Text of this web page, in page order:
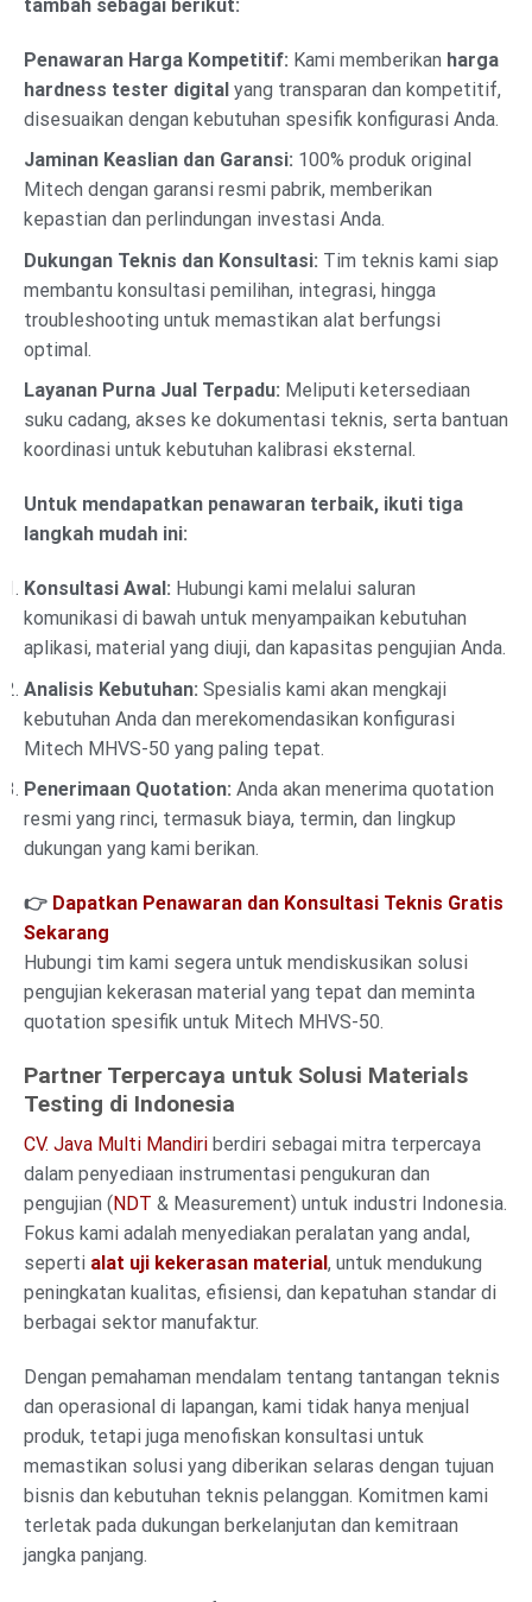
tambah sebagai berikut:
Penawaran Harga Kompetitif: Kami memberikan harga
hardness tester digital yang transparan dan kompetitif,
disesuaikan dengan kebutuhan spesifik konfigurasi Anda.
Jaminan Keaslian dan Garansi: 100% produk original
Mitech dengan garansi resmi pabrik, memberikan
kepastian dan perlindungan investasi Anda.
Dukungan Teknis dan Konsultasi: Tim teknis kami siap
membantu konsultasi pemilihan, integrasi, hingga
troubleshooting untuk memastikan alat berfungsi
optimal.
Layanan Purna Jual Terpadu: Meliputi ketersediaan
suku cadang, akses ke dokumentasi teknis, serta bantuan
koordinasi untuk kebutuhan kalibrasi eksternal.
Untuk mendapatkan penawaran terbaik, ikuti tiga
langkah mudah ini:
Konsultasi Awal: Hubungi kami melalui saluran
komunikasi di bawah untuk menyampaikan kebutuhan
aplikasi, material yang diuji, dan kapasitas pengujian Anda.
Analisis Kebutuhan: Spesialis kami akan mengkaji
kebutuhan Anda dan merekomendasikan konfigurasi
Mitech MHVS-50 yang paling tepat.
Penerimaan Quotation: Anda akan menerima quotation
resmi yang rinci, termasuk biaya, termin, dan lingkup
dukungan yang kami berikan.
👉 Dapatkan Penawaran dan Konsultasi Teknis Gratis
Sekarang
Hubungi tim kami segera untuk mendiskusikan solusi
pengujian kekerasan material yang tepat dan meminta
quotation spesifik untuk Mitech MHVS-50.
Partner Terpercaya untuk Solusi Materials
Testing di Indonesia
CV. Java Multi Mandiri berdiri sebagai mitra terpercaya
dalam penyediaan instrumentasi pengukuran dan
pengujian ( NDT & Measurement) untuk industri Indonesia.
Fokus kami adalah menyediakan peralatan yang andal,
seperti alat uji kekerasan material , untuk mendukung
peningkatan kualitas, efisiensi, dan kepatuhan standar di
berbagai sektor manufaktur.
Dengan pemahaman mendalam tentang tantangan teknis
dan operasional di lapangan, kami tidak hanya menjual
produk, tetapi juga menofiskan konsultasi untuk
memastikan solusi yang diberikan selaras dengan tujuan
bisnis dan kebutuhan teknis pelanggan. Komitmen kami
terletak pada dukungan berkelanjutan dan kemitraan
jangka panjang.